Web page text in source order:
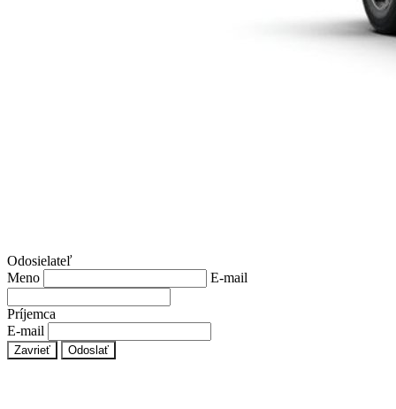
Odosielateľ
Meno
E-mail
Príjemca
E-mail
Zavrieť Odoslať